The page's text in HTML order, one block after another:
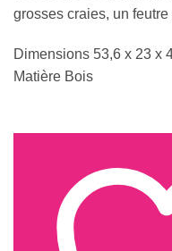
grosses craies, un
Dimensions 53,6 x 23 x
Matière Bois